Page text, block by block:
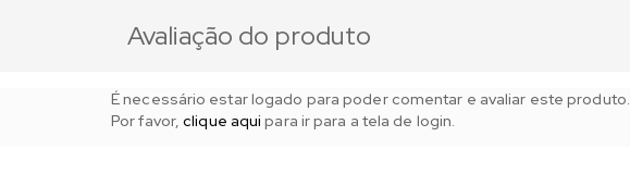
Avaliação do produto
É necessário estar logado para poder comentar e avaliar este produto.
Por favor,clique aqui para ir para a tela de login.